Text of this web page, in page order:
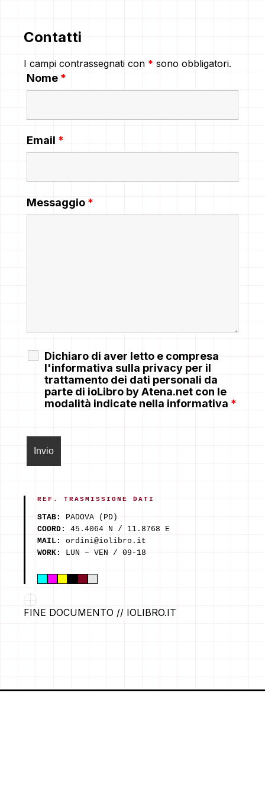
Contatti
I campi contrassegnati con * sono obbligatori.
Nome *
Email *
Messaggio *
Dichiaro di aver letto e compresa
l'informativa sulla privacy per il
trattamento dei dati personali da
parte di ioLibro by Atena.net con le
modalità indicate nella informativa *
REF. TRASMISSIONE DATI
STAB:
PADOVA (PD)
COORD:
45.4064 N / 11.8768 E
MAIL:
ordini@iolibro.it
WORK:
LUN – VEN / 09-18
FINE DOCUMENTO // IOLIBRO.IT